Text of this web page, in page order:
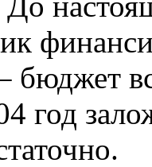
бюджет
год